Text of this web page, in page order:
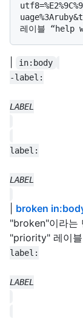
in:body
broken
"broken"이라는
"priority" 레이